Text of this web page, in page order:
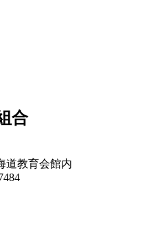
合
道教育会館内